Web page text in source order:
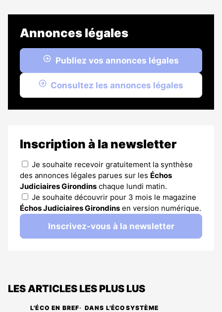
abonnés
Annonces légales
Publiez vos annonces légales
Consultez les annonces légales
Inscription à la newsletter
Je souhaite recevoir gratuitement la synthèse
des annonces légales parues sur les Échos
Judiciaires Girondins chaque lundi matin.
Je souhaite découvrir pour 3 mois le magazine
Échos Judiciaires Girondins en version numérique.
Inscrivez-vous à la newsletter
LES ARTICLES LES PLUS LUS
L'ÉCO EN BREF DANS L'ÉCOSYSTÈME